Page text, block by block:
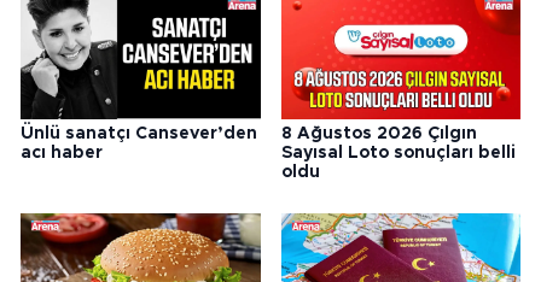
Ünlü sanatçı Cansever’den
acı haber
8 Ağustos 2026 Çılgın
Sayısal Loto sonuçları belli
oldu